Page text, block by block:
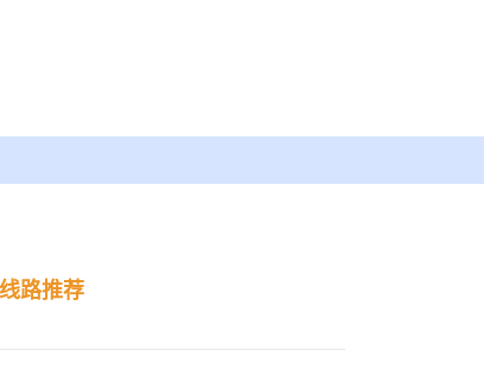
路推荐